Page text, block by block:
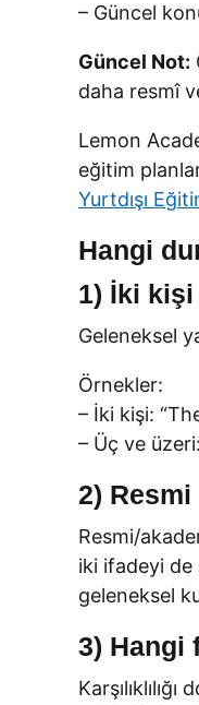
– Güncel
Güncel Not:
daha resmî
Lemon
eğitim
Yurtdışı
Hangi
1) İki
Geleneksel
Örnekler:
– İki kişi:
– Üç ve
2)
Resmi/
iki ifadeyi de
geleneksel
3) Hangi